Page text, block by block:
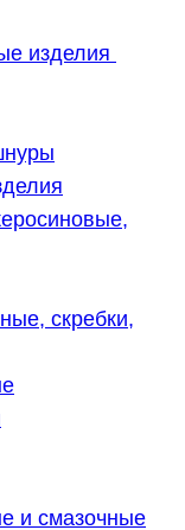
изделия
скребки,
и смазочные